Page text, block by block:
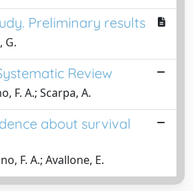
Preliminary results
G.
Review
F. A.; Scarpa, A.
about survival
F. A.; Avallone, E.